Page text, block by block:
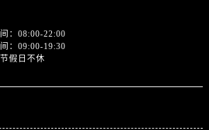
：08:00-22:00
：09:00-19:30
假日不休